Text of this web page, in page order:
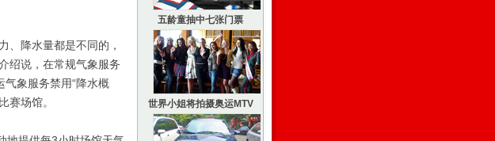
降水量都是不同的，
绍说，在常规气象服务
象服务禁用“降水概
赛场馆。
五龄童抽中七张门票
世界小姐将拍摄奥运MTV